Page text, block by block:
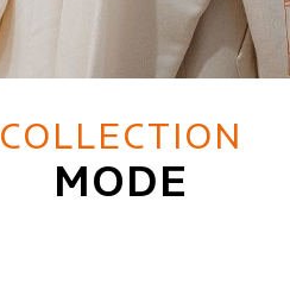
COLLECTION
MODE